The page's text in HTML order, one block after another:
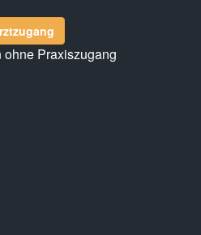
Praxiszugang